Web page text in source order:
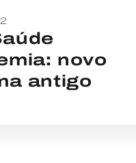
novo
antigo